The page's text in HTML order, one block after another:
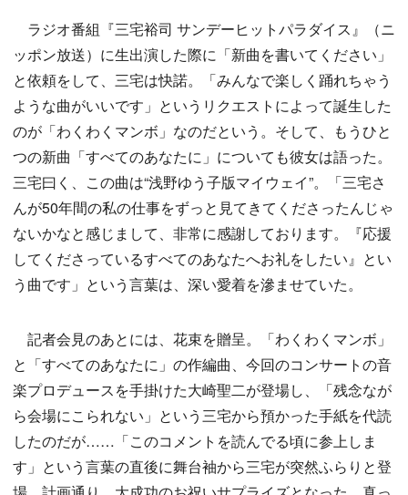
ラジオ番組『三宅裕司 サンデーヒットパラダイス』（ニ
ッポン放送）に生出演した際に「新曲を書いてください」
と依頼をして、三宅は快諾。「みんなで楽しく踊れちゃう
ような曲がいいです」というリクエストによって誕生した
のが「わくわくマンボ」なのだという。そして、もうひと
つの新曲「すべてのあなたに」についても彼女は語った。
三宅曰く、この曲は“浅野ゆう子版マイウェイ”。「三宅さ
んが50年間の私の仕事をずっと見てきてくださったんじゃ
ないかなと感じまして、非常に感謝しております。『応援
してくださっているすべてのあなたへお礼をしたい』とい
う曲です」という言葉は、深い愛着を滲ませていた。
記者会見のあとには、花束を贈呈。「わくわくマンボ」
と「すべてのあなたに」の作編曲、今回のコンサートの音
楽プロデュースを手掛けた大崎聖二が登場し、「残念なが
ら会場にこられない」という三宅から預かった手紙を代読
したのだが……「このコメントを読んでる頃に参上しま
す」という言葉の直後に舞台袖から三宅が突然ふらりと登